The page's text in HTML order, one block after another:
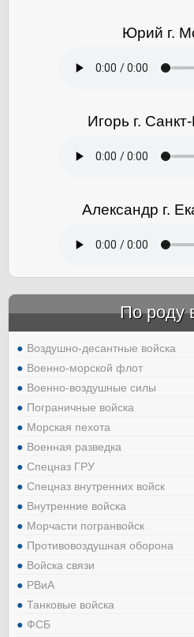
Юрий г.
Игорь г.
Александр г.
По роду
Воздушно-десантные войска
Военно-морской флот
Военно-воздушные силы
Пограничные войска
Морская пехота
Военная разведка
Спецназ ГРУ
Спецназ внутренних войск
Внутренние войска
Морчасти погранвойск
Противовоздушная оборона
Войска связи
РВиА
Танковые войска
ФСБ